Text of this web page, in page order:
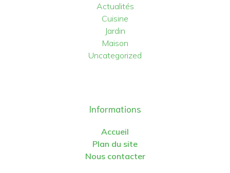
Actualités
Cuisine
Jardin
Maison
Uncategorized
Informations
Accueil
Plan du site
Nous contacter